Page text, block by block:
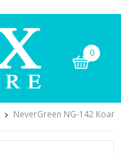
0
NeverGreen NG-142